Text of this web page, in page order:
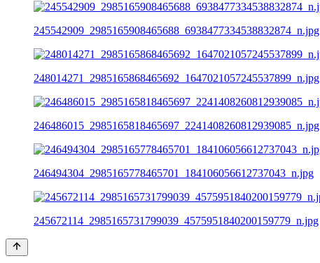
245542909_2985165908465688_6938477334538832874_n.jpg
248014271_2985165868465692_1647021057245537899_n.jpg
246486015_2985165818465697_2241408260812939085_n.jpg
246494304_2985165778465701_184106056612737043_n.jpg
245672114_2985165731799039_4575951840200159779_n.jpg